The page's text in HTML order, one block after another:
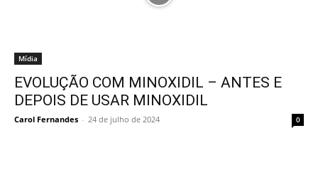
Mídia
EVOLUÇÃO COM MINOXIDIL – ANTES E
DEPOIS DE USAR MINOXIDIL
Carol Fernandes - 24 de julho de 2024 0